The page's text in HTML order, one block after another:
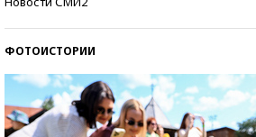
ФОТОИСТОРИИ